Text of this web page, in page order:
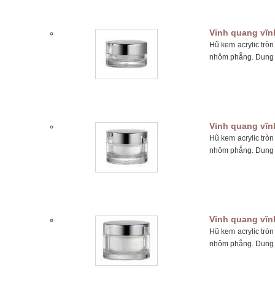
Vinh quang
Hũ kem acrylic
nhôm phẳng.
Vinh quang
Hũ kem acrylic
nhôm phẳng.
Vinh quang
Hũ kem acrylic
nhôm phẳng.